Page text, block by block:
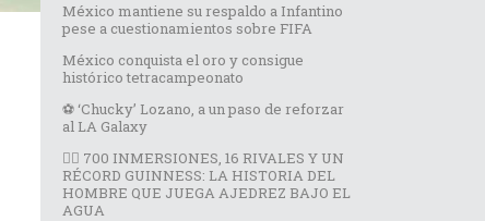
México mantiene su respaldo a Infantino
pese a cuestionamientos sobre FIFA
México conquista el oro y consigue
histórico tetracampeonato
⚽️ ‘Chucky’ Lozano, a un paso de reforzar
al LA Galaxy
🏊‍♂️ 700 INMERSIONES, 16 RIVALES Y UN
RÉCORD GUINNESS: LA HISTORIA DEL
HOMBRE QUE JUEGA AJEDREZ BAJO EL
AGUA